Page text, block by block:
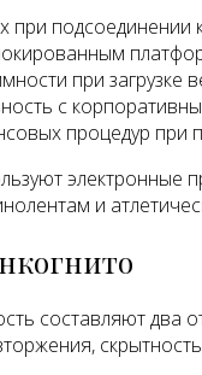
подсоединении
при
с
процедур при
электронные
и
составляют два